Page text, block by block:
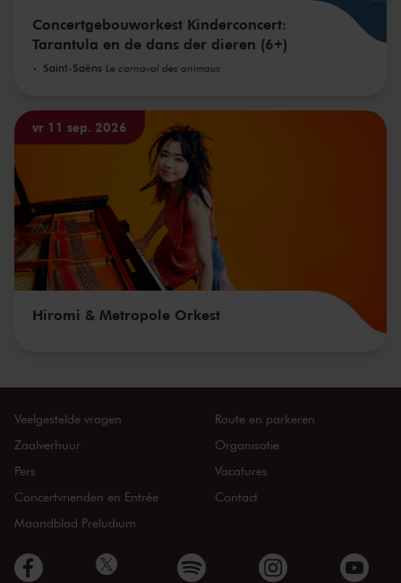
Concertgebouworkest Kinderconcert:
Tarantula en de dans der dieren (6+)
Saint-Saëns Le carnaval des animaux
vr 11 sep. 2026
Hiromi & Metropole Orkest
Veelgestelde vragen
Zaalverhuur
Pers
Concertvrienden en Entrée
Maandblad Preludium
Route en parkeren
Organisatie
Vacatures
Contact